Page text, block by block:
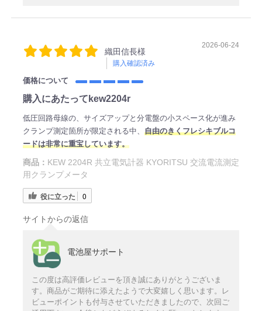
織田信長様
購入確認済み
2026-06-24
価格について
購入にあたってkew2204r
低圧回路母線の、サイズアップと分電盤の小スペース化が進み
クランプ測定箇所が限定される中、 自由のきくフレシキブルコ
ードは非常に重宝しています。
商品： KEW 2204R 共立電気計器 KYORITSU 交流電流測定
用クランプメータ
役に立った 0
サイトからの返信
電池屋サポート
この度は高評価レビューを頂き誠にありがとうございま
す。商品がご期待に添えたようで大変嬉しく思います。レ
ビューポイントも付与させていただきましたので、次回ご